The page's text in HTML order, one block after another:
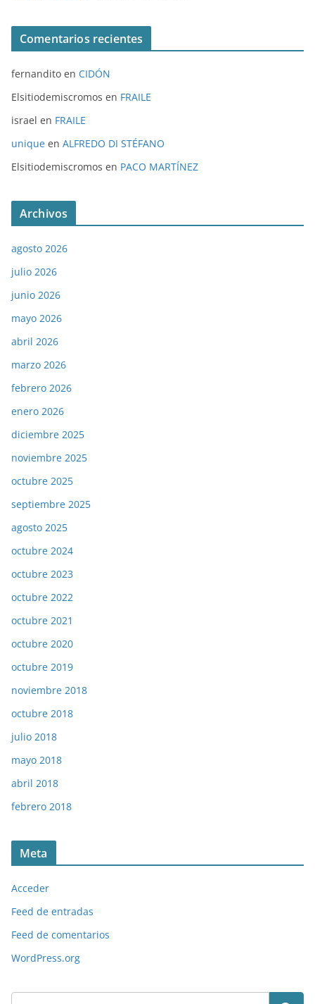
Comentarios recientes
fernandito en CIDÓN
Elsitiodemiscromos en FRAILE
israel en FRAILE
unique en ALFREDO DI STÉFANO
Elsitiodemiscromos en PACO MARTÍNEZ
Archivos
agosto 2026
julio 2026
junio 2026
mayo 2026
abril 2026
marzo 2026
febrero 2026
enero 2026
diciembre 2025
noviembre 2025
octubre 2025
septiembre 2025
agosto 2025
octubre 2024
octubre 2023
octubre 2022
octubre 2021
octubre 2020
octubre 2019
noviembre 2018
octubre 2018
julio 2018
mayo 2018
abril 2018
febrero 2018
Meta
Acceder
Feed de entradas
Feed de comentarios
WordPress.org